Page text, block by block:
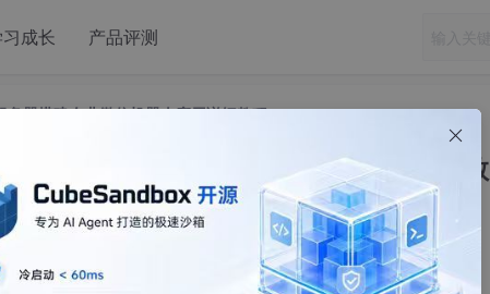
成长 产品评测
器搭建企业微信机器人应用详细教程
服务器搭建企业微信机器人应用详细教
程